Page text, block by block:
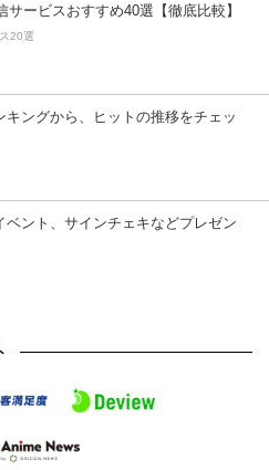
サービスおすすめ40選【徹底比較】
20選
キングから、ヒットの推移をチェッ
ベント、サインチェキなどプレゼン